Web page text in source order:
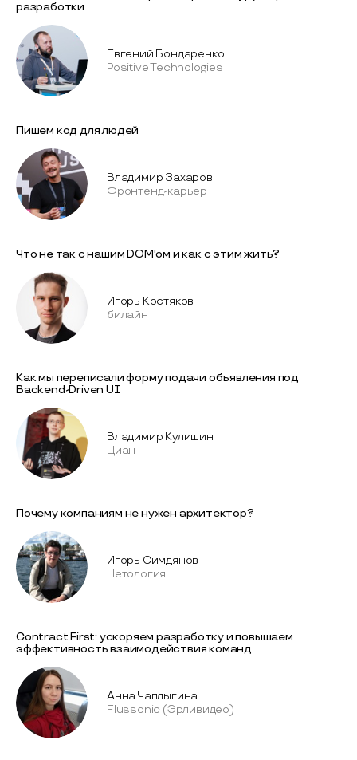
разработки
Евгений Бондаренко
Positive Technologies
Пишем код для людей
Владимир Захаров
Фронтенд-карьер
Что не так с нашим DOM'ом и как с этим жить?
Игорь Костяков
билайн
Как мы переписали форму подачи объявления под
Backend-Driven UI
Владимир Кулишин
Циан
Почему компаниям не нужен архитектор?
Игорь Симдянов
Нетология
Contract First: ускоряем разработку и повышаем
эффективность взаимодействия команд
Анна Чаплыгина
Flussonic (Эрливидео)